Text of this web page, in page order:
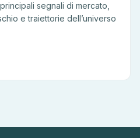
segnali di mercato,
e traiettorie dell’universo